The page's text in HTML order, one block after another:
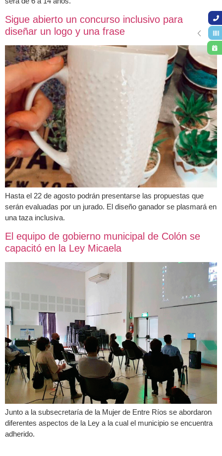
Sigue abierto un concurso inclusivo para
diseñar un logo y una frase
Hasta el 22 de agosto podrán presentarse las propuestas que
serán evaluadas por un jurado. El diseño ganador se plasmará en
una taza inclusiva.
El equipo de gobierno municipal de Colón se
capacitó en la Ley Micaela
Junto a la subsecretaría de la Mujer de Entre Ríos se abordaron
diferentes aspectos de la Ley a la cual el municipio se encuentra
adherido.